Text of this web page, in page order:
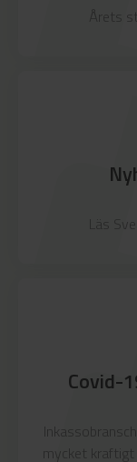
Årets
Läs
​Covid-
mycket